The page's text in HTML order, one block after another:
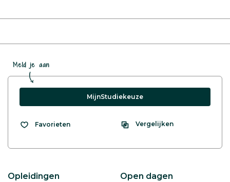
Meld je aan
MijnStudiekeuze
Favorieten Vergelijken
Opleidingen Open dagen